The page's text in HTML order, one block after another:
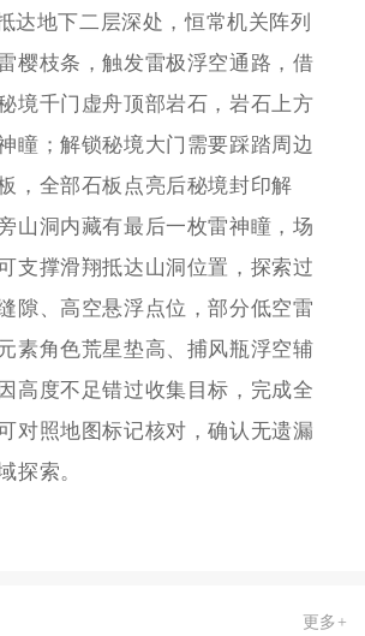
达地下二层深处，恒常机关阵列
樱枝条，触发雷极浮空通路，借
境千门虚舟顶部岩石，岩石上方
瞳；解锁秘境大门需要踩踏周边
，全部石板点亮后秘境封印解
山洞内藏有最后一枚雷神瞳，场
支撑滑翔抵达山洞位置，探索过
隙、高空悬浮点位，部分低空雷
素角色荒星垫高、捕风瓶浮空辅
高度不足错过收集目标，完成全
对照地图标记核对，确认无遗漏
探索。
更多+